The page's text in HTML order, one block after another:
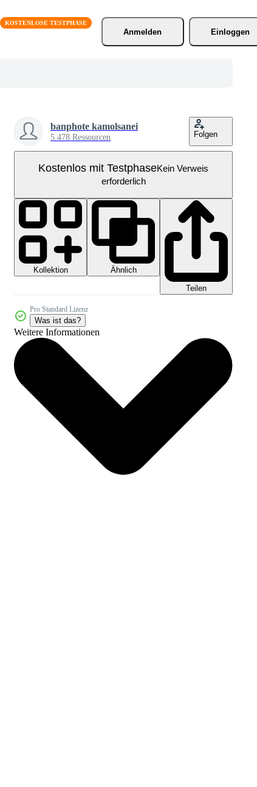
Anmelden
Einloggen
banphote kamolsanei
5.478 Ressourcen Folgen
Kostenlos mit TestphaseKein Verweis
erforderlich
Kollektion
Ähnlich
Teilen
Pro Standard Lizenz
Was ist das?
Weitere Informationen